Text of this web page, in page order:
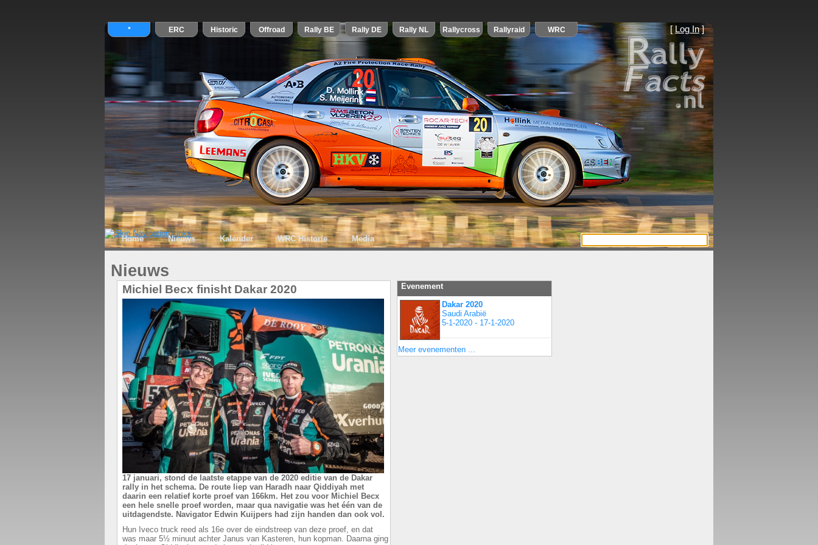
[ Log In]
Home Nieuws Kalender WRC Historie Media
Nieuws
Michiel Becx finisht Dakar 2020
17 januari, stond de laatste etappe van de 2020 editie van de Dakar
rally in het schema. De route liep van Haradh naar Qiddiyah met
daarin een relatief korte proef van 166km. Het zou voor Michiel Becx
een hele snelle proef worden, maar qua navigatie was het één van de
uitdagendste. Navigator Edwin Kuijpers had zijn handen dan ook vol.
Hun Iveco truck reed als 16e over de eindstreep van deze proef, en dat
was maar 5½ minuut achter Janus van Kasteren, hun kopman. Daarna ging
Evenement
Dakar 2020
Saudi Arabië
5-1-2020 - 17-1-2020
Meer evenementen ...